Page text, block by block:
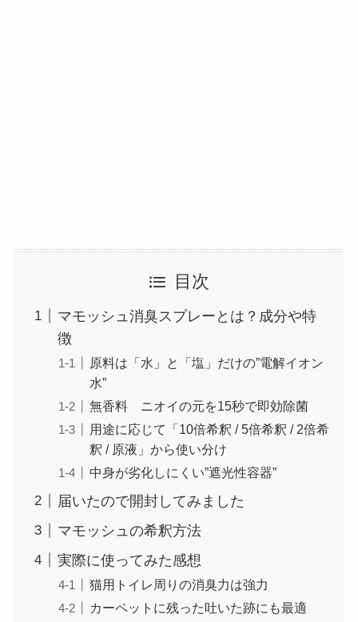
目次
マモッシュ消臭スプレーとは？成分や特
徴
原料は「水」と「塩」だけの”電解イオン
水”
無香料 ニオイの元を15秒で即効除菌
用途に応じて「10倍希釈 / 5倍希釈 / 2倍希
釈 / 原液」から使い分け
中身が劣化しにくい”遮光性容器”
届いたので開封してみました
マモッシュの希釈方法
実際に使ってみた感想
猫用トイレ周りの消臭力は強力
カーペットに残った吐いた跡にも最適